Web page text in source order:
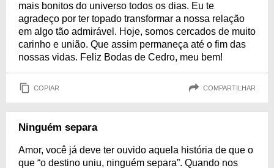
mais bonitos do universo todos os dias. Eu te
agradeço por ter topado transformar a nossa relação
em algo tão admirável. Hoje, somos cercados de muito
carinho e união. Que assim permaneça até o fim das
nossas vidas. Feliz Bodas de Cedro, meu bem!
COPIAR COMPARTILHAR
Ninguém separa
Amor, você já deve ter ouvido aquela história de que o
que “o destino uniu, ninguém separa”. Quando nos